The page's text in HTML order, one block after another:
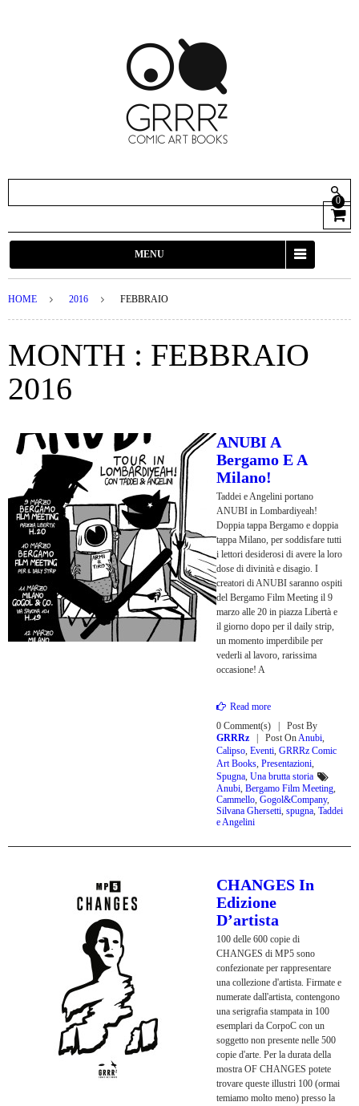
View
Cart
0
MENU
HOME 2016 FEBBRAIO
MONTH : FEBBRAIO
2016
ANUBI A
Bergamo E A
Milano!
Taddei e Angelini portano
ANUBI in Lombardiyeah!
Doppia tappa Bergamo e doppia
tappa Milano, per soddisfare tutti
i lettori desiderosi di avere la loro
dose di divinità e disagio. I
creatori di ANUBI saranno ospiti
del Bergamo Film Meeting il 9
marzo alle 20 in piazza Libertà e
il giorno dopo per il daily strip,
un momento imperdibile per
vederli al lavoro, rarissima
occasione! A
Read more
0 Comment(s)
Post By
GRRRz
Post OnAnubi,
Calipso, Eventi, GRRRz Comic
Art Books, Presentazioni,
Spugna, Una brutta storia
Anubi, Bergamo Film Meeting,
Cammello, Gogol&Company,
Silvana Ghersetti, spugna, Taddei
e Angelini
CHANGES In
Edizione
D’artista
100 delle 600 copie di
CHANGES di MP5 sono
confezionate per rappresentare
una collezione d'artista. Firmate e
numerate dall'artista, contengono
una serigrafia stampata in 100
esemplari da CorpoC con un
soggetto non presente nelle 500
copie d'arte. Per la durata della
mostra OF CHANGES potete
trovare queste illustri 100 (ormai
temiamo molto meno) presso la